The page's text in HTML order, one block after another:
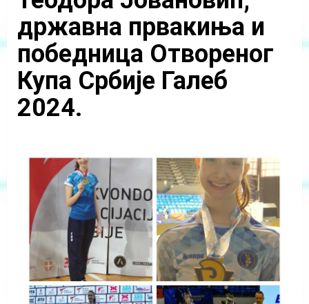
државна првакиња и
победница Отвореног
Купа Србије Галеб
2024.